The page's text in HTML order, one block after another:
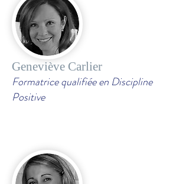
Geneviève Carlier
Formatrice qualifiée en Discipline
Positive